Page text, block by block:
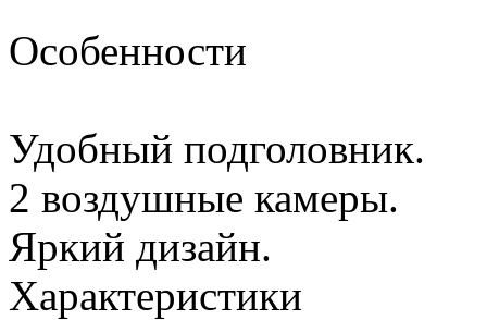
Особенности
Удобный подголовник.
2 воздушные камеры.
Яркий дизайн.
Характеристики